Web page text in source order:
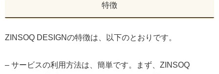
特徴
ZINSOQ DESIGNの特徴は、以下のとおりです。
– サービスの利用方法は、簡単です。まず、ZINSOQ